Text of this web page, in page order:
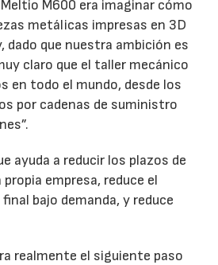
M600 era imaginar cómo
metálicas impresas en 3D
dado que nuestra ambición es
claro que el taller mecánico
en todo el mundo, desde los
por cadenas de suministro
ayuda a reducir los plazos de
empresa, reduce el
bajo demanda, y reduce
realmente el siguiente paso